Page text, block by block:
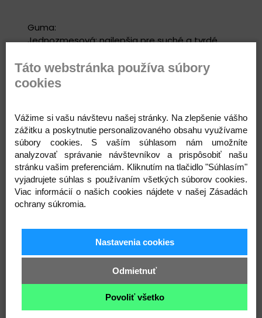
Guma:
Jednozmesová: najlepšia pre suché a tvrdé
Dvojzmesová: najlepšia pre suché a tvrdé
podmienky
3C MaxxTerra: najlepšia pre zmiešané
3C MaxxGrip: najlepšia pre mäkké a mokré
podmienky
Plášť:
60 TPI + EXO: všeobecné použitie na traily
EXO+: použitie na náročné traily
DoubleDown: použitie na enduro
Zjazd: DH preteky, bikepark, gravity
TR: Pripravené na bezdušové použitie
Kategória: Trail, Enduro, Zjazd
Odporúčané použitie: Všetky trailové
Odporúčaná montáž: Zadná pneumatika
Táto webstránka používa súbory
cookies
Vážime si vašu návštevu našej stránky. Na zlepšenie vášho
zážitku a poskytnutie personalizovaného obsahu využívame
súbory cookies. S vaším súhlasom nám umožníte
analyzovať správanie návštevníkov a prispôsobiť našu
stránku vašim preferenciám. Kliknutím na tlačidlo "Súhlasím"
vyjadrujete súhlas s používaním všetkých súborov cookies.
Viac informácií o našich cookies nájdete v našej Zásadách
ochrany súkromia.
Nastavenia cookies
Odmietnuť
Povoliť všetko